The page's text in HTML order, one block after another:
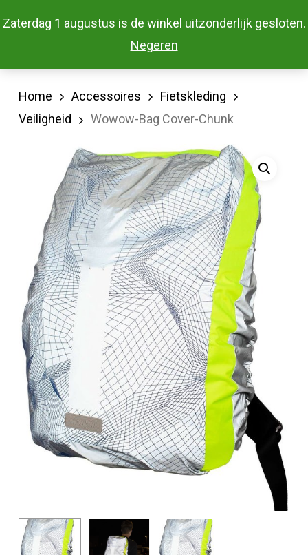
Zaterdag 1 augustus is de winkel uitzonderlijk gesloten.
Negeren
to
Menu
Home Accessoires
Fietskleding
Veiligheid
Wowow-Bag Cover-Chunk
Menu